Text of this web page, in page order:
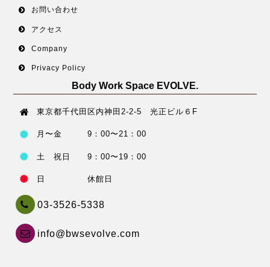
お問い合わせ
アクセス
Company
Privacy Policy
Body Work Space EVOLVE.
東京都千代田区内神田2-2-5 光正ビル６F
月〜金 9：00〜21：00
土 祝日 9：00〜19：00
日 休館日
03-3526-5338
info@bwsevolve.com